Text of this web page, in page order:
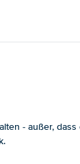
- außer,